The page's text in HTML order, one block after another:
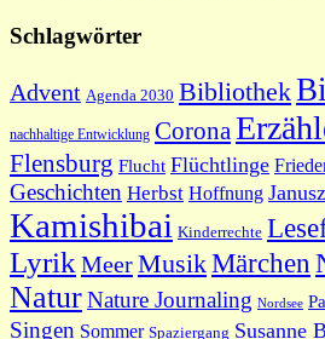
Schlagwörter
Advent Agenda 2030 Bibliothek
nachhaltige Entwicklung Corona
Flensburg Flucht Flüchtlinge
Geschichten Herbst Hoffnung
Kamishibai Kinderrechte
Lyrik MeerMusikMärchen
NaturNature Journaling Nordsee
Singen Sommer Spaziergang Susanne